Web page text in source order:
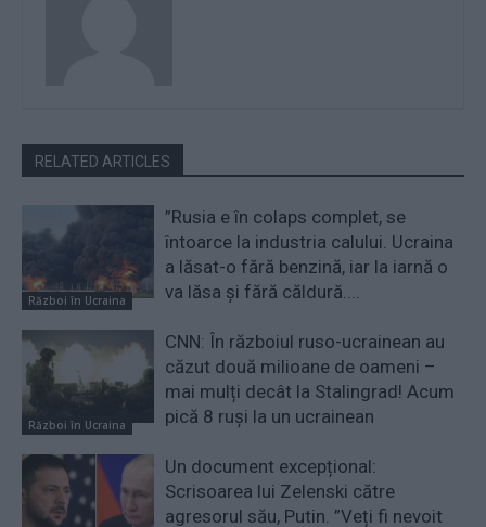
RELATED ARTICLES
Război în Ucraina
”Rusia e în colaps complet, se
întoarce la industria calului. Ucraina
a lăsat-o fără benzină, iar la iarnă o
va lăsa și fără căldură....
Război în Ucraina
CNN: În războiul ruso-ucrainean au
căzut două milioane de oameni –
mai mulți decât la Stalingrad! Acum
pică 8 ruși la un ucrainean
Un document excepțional:
Scrisoarea lui Zelenski către
agresorul său, Putin. ”Veți fi nevoit